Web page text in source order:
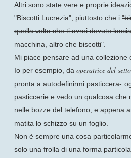
Altri sono state vere e proprie
"Biscotti Lucrezia", piuttosto che i
quella volta che ti avrei dovuto
macchina, altro che biscotti".
Mi piace pensare ad una collezione
Io per esempio, da operatrice del
pronta a autodefinirmi pasticcera-
pasticcerie e vedo un qualcosa che
nelle bozze del telefono, e appena
matita lo schizzo su un foglio.
Non è sempre una cosa
solo una frolla di una forma